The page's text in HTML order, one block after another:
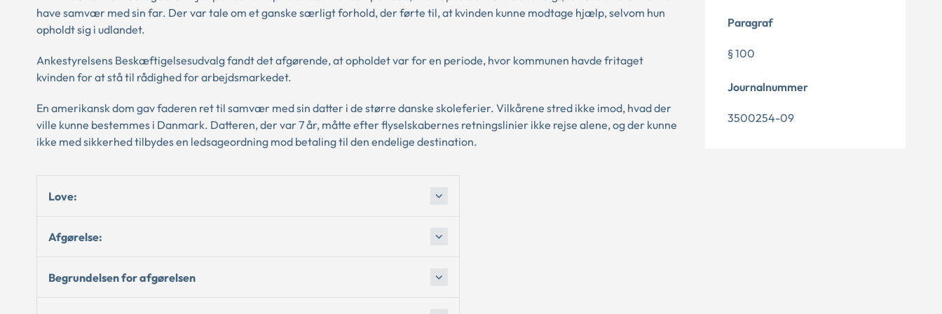
have samvær med sin far. Der var tale om et ganske særligt forhold, der førte til, at kvinden kunne modtage hjælp, selvom hun
opholdt sig i udlandet.
Ankestyrelsens Beskæftigelsesudvalg fandt det afgørende, at opholdet var for en periode, hvor kommunen havde fritaget
kvinden for at stå til rådighed for arbejdsmarkedet.
En amerikansk dom gav faderen ret til samvær med sin datter i de større danske skoleferier. Vilkårene stred ikke imod, hvad der
ville kunne bestemmes i Danmark. Datteren, der var 7 år, måtte efter flyselskabernes retningslinier ikke rejse alene, og der kunne
ikke med sikkerhed tilbydes en ledsageordning mod betaling til den endelige destination.
Love:
Afgørelse:
Begrundelsen for afgørelsen
Paragraf
§ 100
Journalnummer
3500254-09